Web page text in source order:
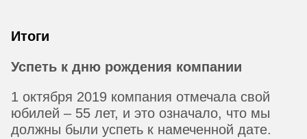
Итоги
Успеть к дню рождения компании
1 октября 2019 компания отмечала свой
юбилей – 55 лет, и это означало, что мы
должны были успеть к намеченной дате.